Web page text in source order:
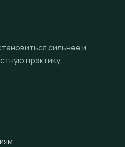
сильнее и
практику.